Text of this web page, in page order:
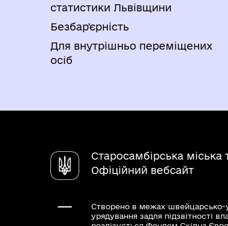
статистики Львівщини
Безбар'єрність
Для внутрішньо переміщених
осіб
Старосамбірська міська
Офіційний вебсайт
Створено в межах швейцарсько-
урядування задля підзвітності